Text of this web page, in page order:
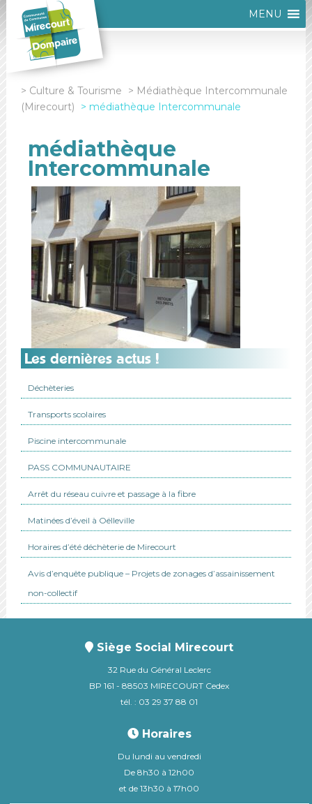
MENU
Culture & Tourisme
Médiathèque Intercommunale
(Mirecourt)
médiathèque Intercommunale
médiathèque
Intercommunale
Les dernières actus !
Déchèteries
Transports scolaires
Piscine intercommunale
PASS COMMUNAUTAIRE
Arrêt du réseau cuivre et passage à la fibre
Matinées d’éveil à Oëlleville
Horaires d’été déchèterie de Mirecourt
Avis d’enquête publique – Projets de zonages d’assainissement
non-collectif
Siège Social Mirecourt
32 Rue du Général Leclerc
BP 161 - 88503 MIRECOURT Cedex
tél. : 03 29 37 88 01
Horaires
Du lundi au vendredi
De 8h30 à 12h00
et de 13h30 à 17h00